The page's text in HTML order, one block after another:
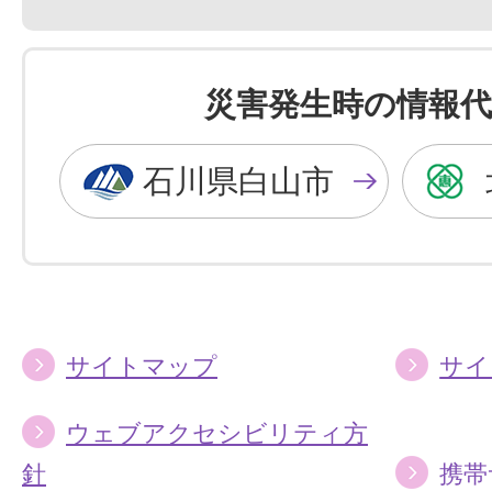
色
を
黒
色
に
色
を
青
色
に
災害発生時の情報
石川県白山市
サイトマップ サ
ウェブアクセシビリティ方
針
携